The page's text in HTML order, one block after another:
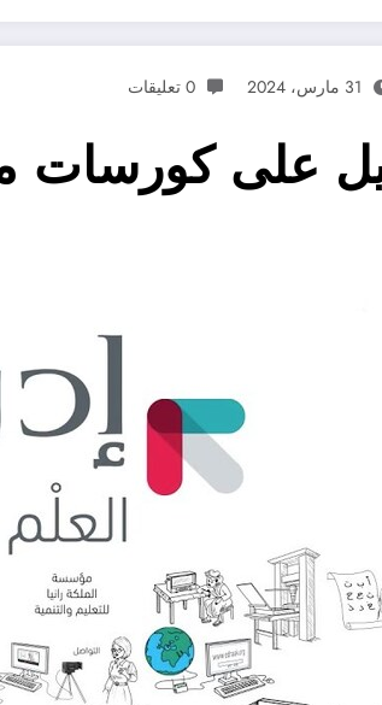
31 مارس، 2024 0 تعليقات
على كورسات